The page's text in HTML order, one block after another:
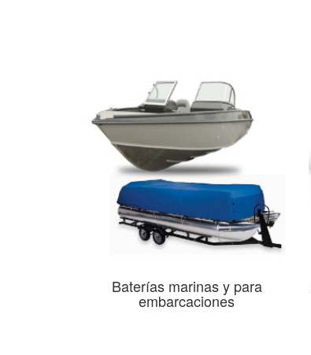
Baterías marinas y para
embarcaciones